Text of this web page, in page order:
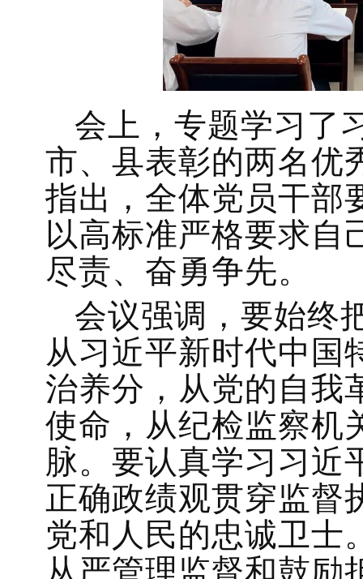
会上，专题学习了
市、县表彰的两名优
指出，全体党员干部
以高标准严格要求自
尽责、奋勇争先。
会议强调，要始终
从习近平新时代中国
治养分，从党的自我
使命，从纪检监察机
脉。要认真学习习近
正确政绩观贯穿监督
党和人民的忠诚卫士
从严管理监督和鼓励